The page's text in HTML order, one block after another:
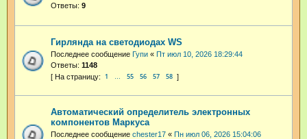
Ответы: 9
Гирлянда на светодиодах WS
Последнее сообщение Гупи « Пт июл 10, 2026 18:29:44
Ответы: 1148
1 … 55 56 57 58
Автоматический определитель электронных
компонентов Маркуса
Последнее сообщение chester17 « Пн июл 06, 2026 15:04:06